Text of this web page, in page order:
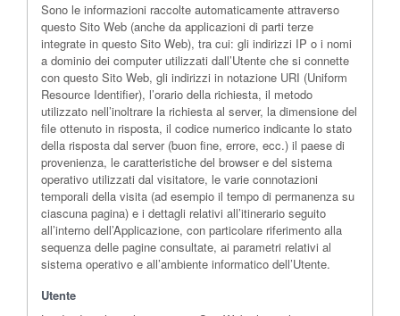
Sono le informazioni raccolte automaticamente attraverso
questo Sito Web (anche da applicazioni di parti terze
integrate in questo Sito Web), tra cui: gli indirizzi IP o i nomi
a dominio dei computer utilizzati dall’Utente che si connette
con questo Sito Web, gli indirizzi in notazione URI (Uniform
Resource Identifier), l’orario della richiesta, il metodo
utilizzato nell’inoltrare la richiesta al server, la dimensione del
file ottenuto in risposta, il codice numerico indicante lo stato
della risposta dal server (buon fine, errore, ecc.) il paese di
provenienza, le caratteristiche del browser e del sistema
operativo utilizzati dal visitatore, le varie connotazioni
temporali della visita (ad esempio il tempo di permanenza su
ciascuna pagina) e i dettagli relativi all’itinerario seguito
all’interno dell’Applicazione, con particolare riferimento alla
sequenza delle pagine consultate, ai parametri relativi al
sistema operativo e all’ambiente informatico dell’Utente.
Utente